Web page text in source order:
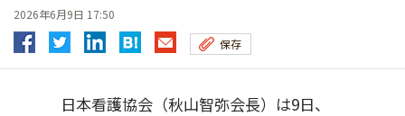
2026年6月9日 17:50
保存
日本看護協会（秋山智弥会長）は9日、